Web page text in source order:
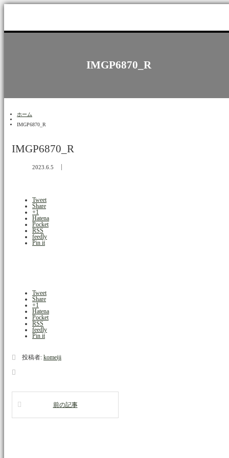
IMGP6870_R
ホーム
IMGP6870_R
IMGP6870_R
2023.6.5
Tweet
Share
+1
Hatena
Pocket
RSS
feedly
Pin it
Tweet
Share
+1
Hatena
Pocket
RSS
feedly
Pin it
投稿者: komeiji
前の記事